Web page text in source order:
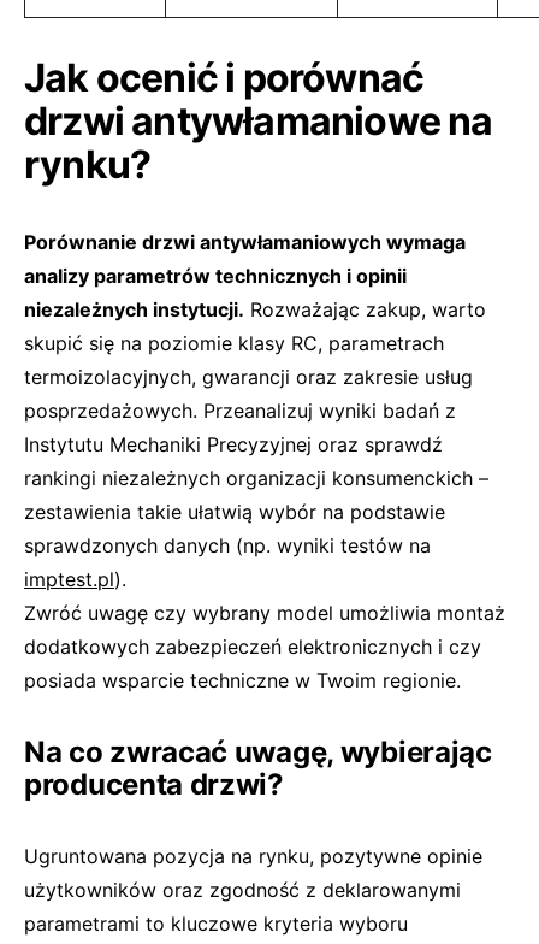
Jak ocenić i porównać
drzwi antywłamaniowe na
rynku?
Porównanie drzwi antywłamaniowych wymaga
analizy parametrów technicznych i opinii
niezależnych instytucji. Rozważając zakup, warto
skupić się na poziomie klasy RC, parametrach
termoizolacyjnych, gwarancji oraz zakresie usług
posprzedażowych. Przeanalizuj wyniki badań z
Instytutu Mechaniki Precyzyjnej oraz sprawdź
rankingi niezależnych organizacji konsumenckich –
zestawienia takie ułatwią wybór na podstawie
sprawdzonych danych (np. wyniki testów na
imptest.pl).
Zwróć uwagę czy wybrany model umożliwia montaż
dodatkowych zabezpieczeń elektronicznych i czy
posiada wsparcie techniczne w Twoim regionie.
Na co zwracać uwagę, wybierając
producenta drzwi?
Ugruntowana pozycja na rynku, pozytywne opinie
użytkowników oraz zgodność z deklarowanymi
parametrami to kluczowe kryteria wyboru